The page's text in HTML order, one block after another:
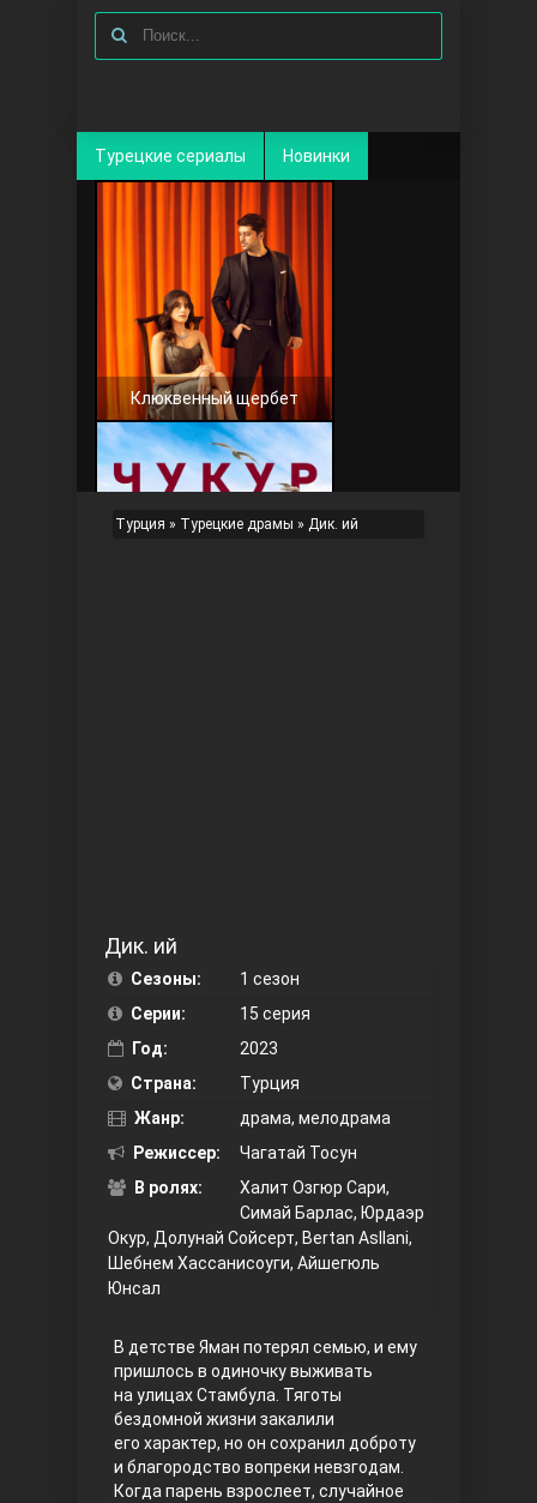
Турецкие сериалы Новинки
Клюквенный щербет
Правосyдие
Любовь напрокат
Турция » Турецкие драмы » Дик. ий
Дик. ий
Сезоны:
1 сезон
Серии:
15 серия
Год:
2023
Страна:
Турция
Жанр:
драма, мелодрама
Режиссер:
Чагатай Тосун
В ролях:
Халит Озгюр Сари,
Симай Барлас, Юрдаэр
Окур, Долунай Сойсерт, Bertan Asllani,
Шебнем Хассанисоуги, Айшегюль
Юнсал
В детстве Яман потерял семью, и ему
пришлось в одиночку выживать
на улицах Стамбула. Тяготы
бездомной жизни закалили
его характер, но он сохранил доброту
и благородство вопреки невзгодам.
Когда парень взрослеет, случайное